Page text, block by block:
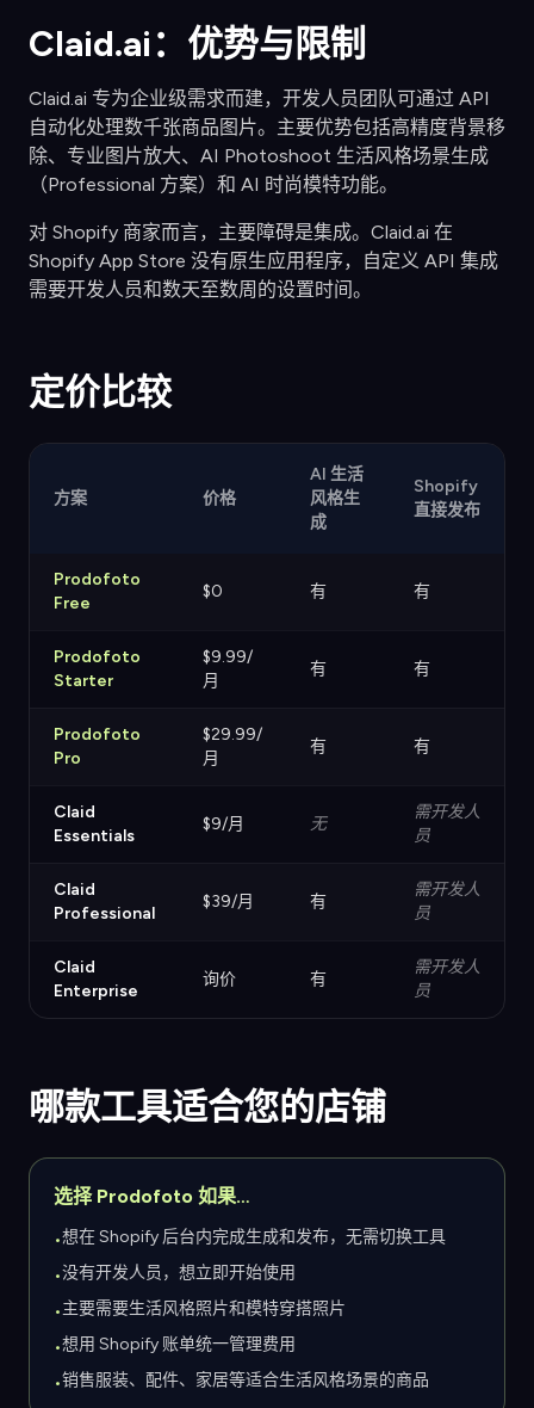
Claid.ai：优势与限制
Claid.ai 专为企业级需求而建，开发人员团队可通过 API
自动化处理数千张商品图片。主要优势包括高精度背景移
除、专业图片放大、AI Photoshoot 生活风格场景生成
（Professional 方案）和 AI 时尚模特功能。
对 Shopify 商家而言，主要障碍是集成。Claid.ai 在
Shopify App Store 没有原生应用程序，自定义 API 集成
需要开发人员和数天至数周的设置时间。
定价比较
方案 价格
AI 生活
风格生
成
Shopify
直接发布
Prodofoto
Free
$0 有 有
Prodofoto
Starter
$9.99/
月
有 有
Prodofoto
Pro
$29.99/
月
有 有
Claid
Essentials
$9/月 无
需开发人
员
Claid
Professional
$39/月 有
需开发人
员
Claid
Enterprise
询价 有
需开发人
员
哪款工具适合您的店铺
选择 Prodofoto 如果…
•想在 Shopify 后台内完成生成和发布，无需切换工具
•没有开发人员，想立即开始使用
•主要需要生活风格照片和模特穿搭照片
•想用 Shopify 账单统一管理费用
•销售服装、配件、家居等适合生活风格场景的商品